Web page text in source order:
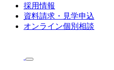
採用情報
資料請求・見学申込
オンライン個別相談